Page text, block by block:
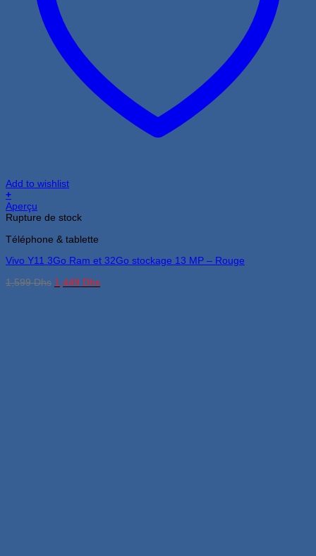
Add to wishlist
+
Aperçu
Rupture de stock
Téléphone & tablette
Vivo Y11 3Go Ram et 32Go stockage 13 MP – Rouge
1,599Dhs Le
1,449 DhsLe